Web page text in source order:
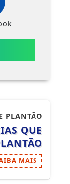
PLANTÃO
QUE
MAIS